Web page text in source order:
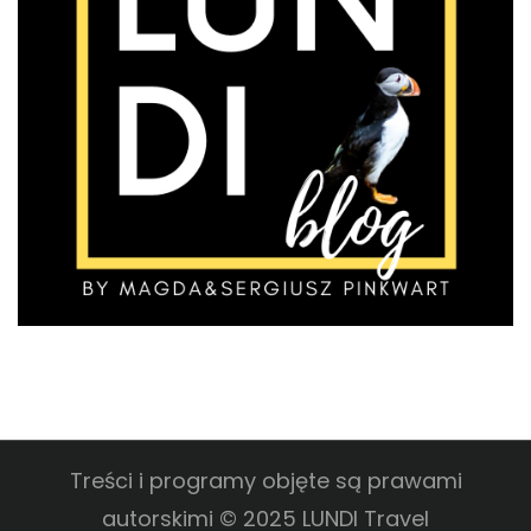
Treści i programy objęte są prawami
autorskimi © 2025 LUNDI Travel